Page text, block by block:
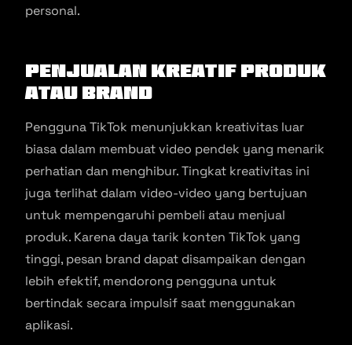
personal.
Penjualan Kreatif Produk
atau Brand
Pengguna TikTok menunjukkan kreativitas luar
biasa dalam membuat video pendek yang menarik
perhatian dan menghibur. Tingkat kreativitas ini
juga terlihat dalam video-video yang bertujuan
untuk mempengaruhi pembeli atau menjual
produk. Karena daya tarik konten TikTok yang
tinggi, pesan brand dapat disampaikan dengan
lebih efektif, mendorong pengguna untuk
bertindak secara impulsif saat menggunakan
aplikasi.